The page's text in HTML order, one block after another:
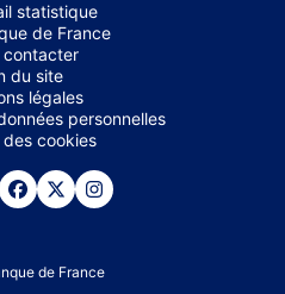
statistique
de France
contacter
du site
légales
personnelles
des cookies
de France